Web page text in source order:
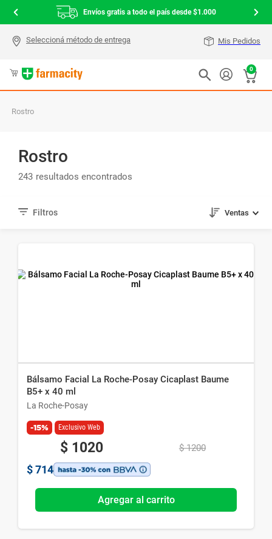
Envíos gratis a todo el país desde $1.000
Mis Pedidos
0
Rostro
Rostro
243
Ventas
Bálsamo Facial La Roche-Posay Cicaplast Baume
B5+ x 40 ml
La Roche-Posay
-15% Exclusivo Web
$ 1020 $ 1200
$ 714
Agregar al carrito